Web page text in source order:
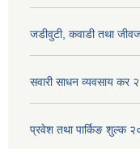
जडीवुटी, कवाडी तथा
सवारी साधन व्यवसाय कर
प्रवेश तथा पार्किङ शुल्क